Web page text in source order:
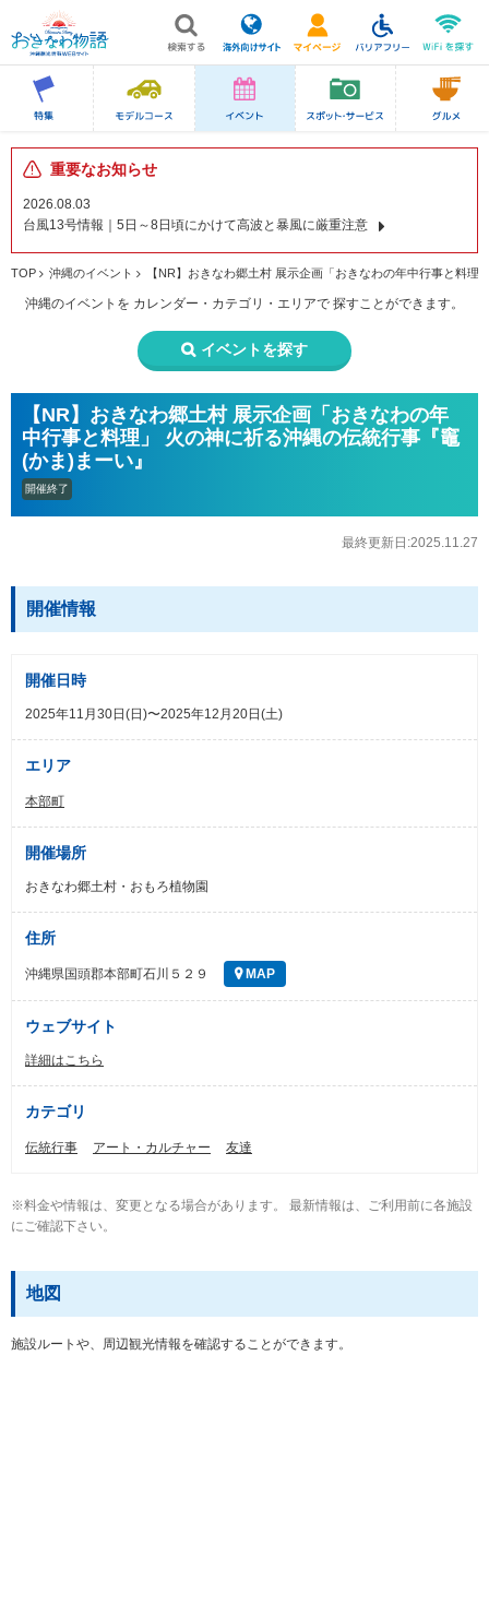
重要なお知らせ
2026.08.03
台風13号情報｜5日～8日頃にかけて高波と暴風に厳重注意
TOP 沖縄のイベント 【NR】おきなわ郷土村 展示企画「おきなわの年中行事と料
沖縄のイベントを カレンダー・カテゴリ・エリアで 探すことができます。
イベントを探す
【NR】おきなわ郷土村 展示企画「おきなわの年
中行事と料理」 火の神に祈る沖縄の伝統行事『竈
(かま)まーい』
開催終了
最終更新日:2025.11.27
開催情報
開催日時
2025年11月30日(日)〜2025年12月20日(土)
エリア
本部町
開催場所
おきなわ郷土村・おもろ植物園
住所
沖縄県国頭郡本部町石川５２９ MAP
ウェブサイト
詳細はこちら
カテゴリ
伝統行事 アート・カルチャー 友達
※料金や情報は、変更となる場合があります。 最新情報は、ご利用前に各施設
にご確認下さい。
地図
施設ルートや、周辺観光情報を確認することができます。